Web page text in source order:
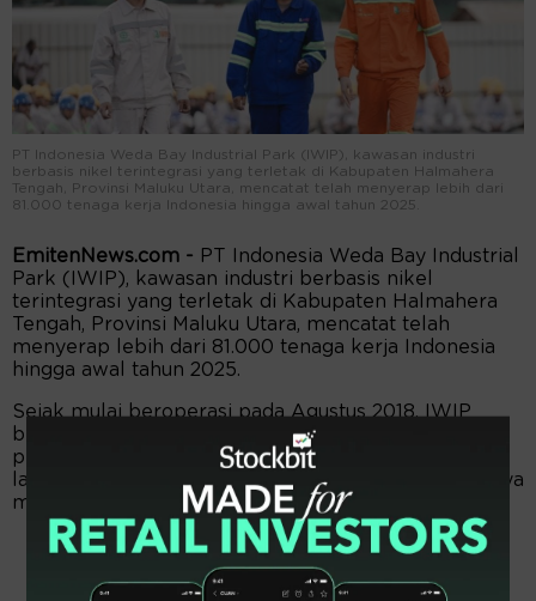
PT Indonesia Weda Bay Industrial Park (IWIP), kawasan industri
berbasis nikel terintegrasi yang terletak di Kabupaten Halmahera
Tengah, Provinsi Maluku Utara, mencatat telah menyerap lebih dari
81.000 tenaga kerja Indonesia hingga awal tahun 2025.
EmitenNews.com - PT Indonesia Weda Bay Industrial
Park (IWIP), kawasan industri berbasis nikel
terintegrasi yang terletak di Kabupaten Halmahera
Tengah, Provinsi Maluku Utara, mencatat telah
menyerap lebih dari 81.000 tenaga kerja Indonesia
hingga awal tahun 2025.
Sejak mulai beroperasi pada Agustus 2018, IWIP
berupaya untuk terus mendorong terhadap
pertumbuhan ekonomi daerah melalui penciptaan
lapangan kerja dan penguatan kapasitas sumber daya
manusia (SDM) lokal.